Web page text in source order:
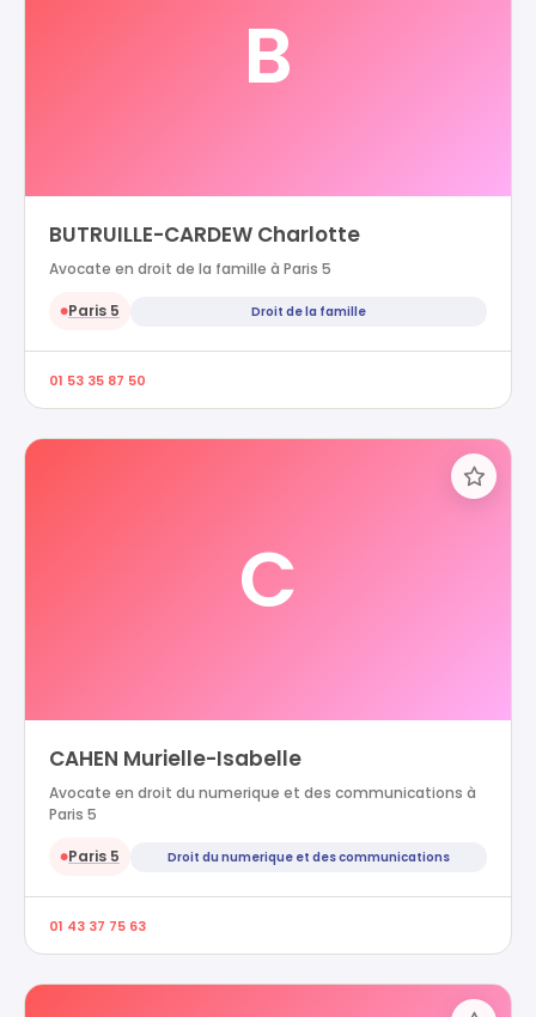
B
BUTRUILLE-CARDEW Charlotte
Avocate en droit de la famille à Paris 5
●Paris 5 Droit de la famille
01 53 35 87 50
C
CAHEN Murielle-Isabelle
Avocate en droit du numerique et des communications à
Paris 5
●Paris 5 Droit du numerique et des communications
01 43 37 75 63